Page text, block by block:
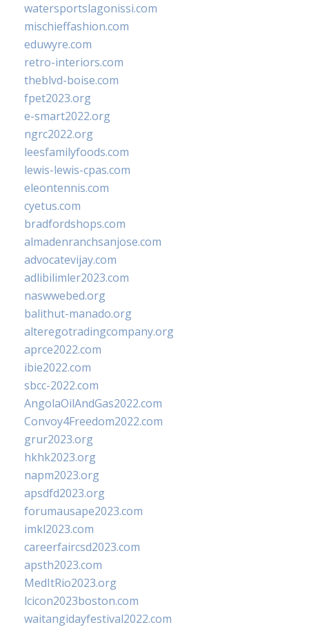
watersportslagonissi.com
mischieffashion.com
eduwyre.com
retro-interiors.com
theblvd-boise.com
fpet2023.org
e-smart2022.org
ngrc2022.org
leesfamilyfoods.com
lewis-lewis-cpas.com
eleontennis.com
cyetus.com
bradfordshops.com
almadenranchsanjose.com
advocatevijay.com
adlibilimler2023.com
naswwebed.org
balithut-manado.org
alteregotradingcompany.org
aprce2022.com
ibie2022.com
sbcc-2022.com
AngolaOilAndGas2022.com
Convoy4Freedom2022.com
grur2023.org
hkhk2023.org
napm2023.org
apsdfd2023.org
forumausape2023.com
imkl2023.com
careerfaircsd2023.com
apsth2023.com
MedItRio2023.org
lcicon2023boston.com
waitangidayfestival2022.com